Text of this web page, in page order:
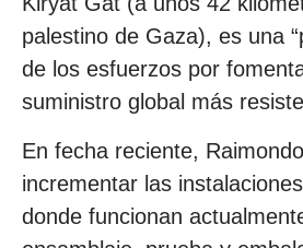
palestino de Gaza), es una
de los esfuerzos por
suministro global más
En fecha reciente,
incrementar las
donde funcionan